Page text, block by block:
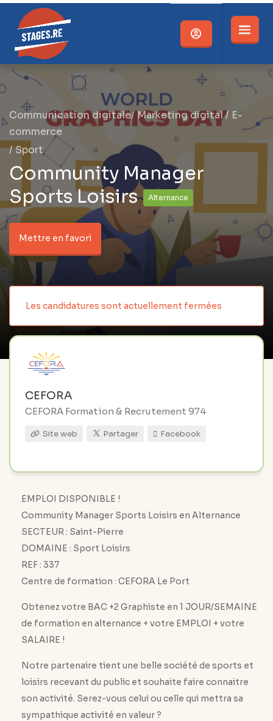
Communication digitale/ Marketing digital / E-
commerce
/Sport
Community Manager
Sports Loisirs
Alternance
Mettre en favori
Les candidatures sont actuellement fermées
CEFORA
CEFORA Formation & Recrutement 974
Site web Partager Facebook
EMPLOI DISPONIBLE !
Community Manager Sports Loisirs en Alternance
SECTEUR : Saint-Pierre
DOMAINE : Sport Loisirs
REF : 337
Centre de formation : CEFORA Le Port
Obtenez votre BAC +2 Graphiste en 1 JOUR/SEMAINE
de formation en alternance + votre EMPLOI + votre
SALAIRE !
Notre partenaire tient une belle société de sports et
loisirs recevant du public et souhaite faire connaitre
son activité. Serez-vous celui ou celle qui mettra sa
sympathique activité en valeur ?